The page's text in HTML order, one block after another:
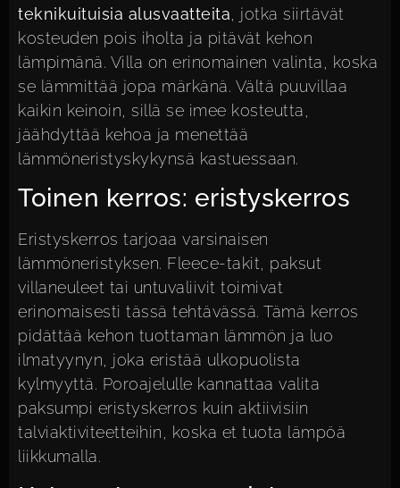
teknikuituisia alusvaatteita , jotka siirtävät
kosteuden pois iholta ja pitävät kehon
lämpimänä. Villa on erinomainen valinta, koska
se lämmittää jopa märkänä. Vältä puuvillaa
kaikin keinoin, sillä se imee kosteutta,
jäähdyttää kehoa ja menettää
lämmöneristyskykynsä kastuessaan.
Toinen kerros: eristyskerros
Eristyskerros tarjoaa varsinaisen
lämmöneristyksen. Fleece-takit, paksut
villaneuleet tai untuvaliivit toimivat
erinomaisesti tässä tehtävässä. Tämä kerros
pidättää kehon tuottaman lämmön ja luo
ilmatyynyn, joka eristää ulkopuolista
kylmyyttä. Poroajelulle kannattaa valita
paksumpi eristyskerros kuin aktiivisiin
talviaktiviteetteihin, koska et tuota lämpöä
liikkumalla.